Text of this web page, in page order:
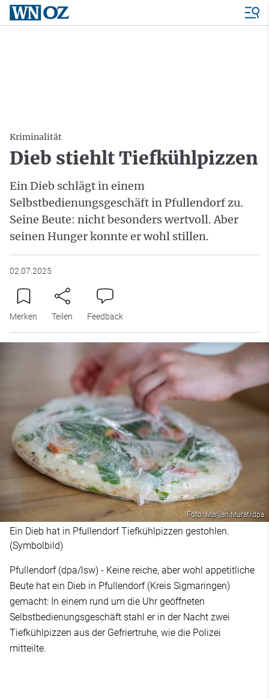
Kriminalität
Dieb stiehlt Tiefkühlpizzen
Ein Dieb schlägt in einem
Selbstbedienungsgeschäft in Pfullendorf zu.
Seine Beute: nicht besonders wertvoll. Aber
seinen Hunger konnte er wohl stillen.
02.07.2025
Merken Teilen Feedback
Foto: Marijan Murat/dpa
Ein Dieb hat in Pfullendorf Tiefkühlpizzen gestohlen.
(Symbolbild)
Pfullendorf (dpa/lsw) - Keine reiche, aber wohl appetitliche
Beute hat ein Dieb in Pfullendorf (Kreis Sigmaringen)
gemacht: In einem rund um die Uhr geöffneten
Selbstbedienungsgeschäft stahl er in der Nacht zwei
Tiefkühlpizzen aus der Gefriertruhe, wie die Polizei
mitteilte.